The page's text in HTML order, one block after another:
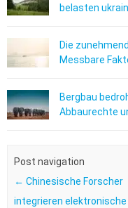
belasten
Die
Messbare
Bergbau
Abbaurechte
Post navigation
← Chinesische Forscher
integrieren elektronische